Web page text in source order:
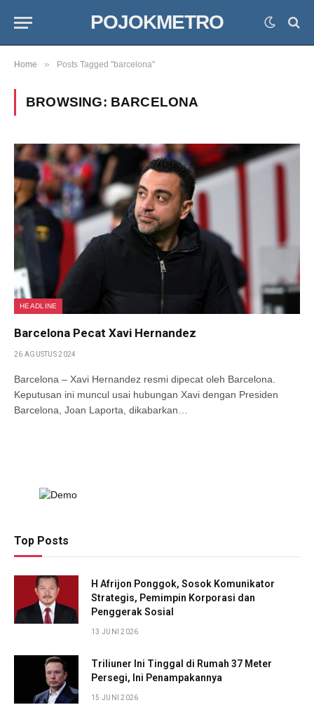
POJOKMETRO
Home » Posts Tagged "barcelona"
BROWSING: BARCELONA
HEADLINE
Barcelona Pecat Xavi Hernandez
26 AGUSTUS 2024
Barcelona – Xavi Hernandez resmi dipecat oleh Barcelona.
Keputusan ini muncul usai hubungan Xavi dengan Presiden
Barcelona, Joan Laporta, dikabarkan…
Top Posts
H Afrijon Ponggok, Sosok Komunikator
Strategis, Pemimpin Korporasi dan
Penggerak Sosial
13 JUNI 2026
Triliuner Ini Tinggal di Rumah 37 Meter
Persegi, Ini Penampakannya
15 JUNI 2026